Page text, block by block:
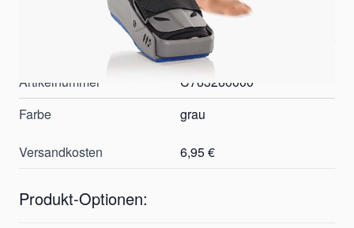
Abrolleigenschaft Einstellbarer Zehenschutzbügel
Artikelnummer
C763260000
Farbe
grau
Versandkosten 6,95 €
Produkt-Optionen: